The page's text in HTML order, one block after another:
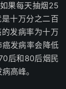
果每天抽烟25
十万分之二百
发病率为十万
发病率会降低
后和80后烟民
高峰。